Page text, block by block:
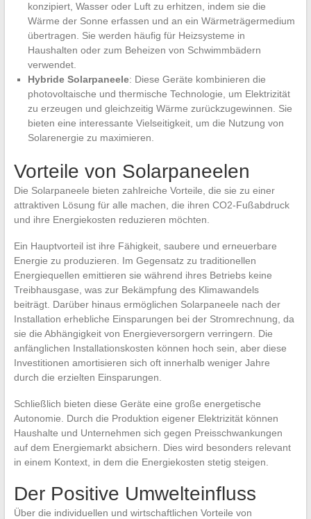
konzipiert, Wasser oder Luft zu erhitzen, indem sie die
Wärme der Sonne erfassen und an ein Wärmeträgermedium
übertragen. Sie werden häufig für Heizsysteme in
Haushalten oder zum Beheizen von Schwimmbädern
verwendet.
Hybride Solarpaneele: Diese Geräte kombinieren die
photovoltaische und thermische Technologie, um Elektrizität
zu erzeugen und gleichzeitig Wärme zurückzugewinnen. Sie
bieten eine interessante Vielseitigkeit, um die Nutzung von
Solarenergie zu maximieren.
Vorteile von Solarpaneelen
Die Solarpaneele bieten zahlreiche Vorteile, die sie zu einer
attraktiven Lösung für alle machen, die ihren CO2-Fußabdruck
und ihre Energiekosten reduzieren möchten.
Ein Hauptvorteil ist ihre Fähigkeit, saubere und erneuerbare
Energie zu produzieren. Im Gegensatz zu traditionellen
Energiequellen emittieren sie während ihres Betriebs keine
Treibhausgase, was zur Bekämpfung des Klimawandels
beiträgt. Darüber hinaus ermöglichen Solarpaneele nach der
Installation erhebliche Einsparungen bei der Stromrechnung, da
sie die Abhängigkeit von Energieversorgern verringern. Die
anfänglichen Installationskosten können hoch sein, aber diese
Investitionen amortisieren sich oft innerhalb weniger Jahre
durch die erzielten Einsparungen.
Schließlich bieten diese Geräte eine große energetische
Autonomie. Durch die Produktion eigener Elektrizität können
Haushalte und Unternehmen sich gegen Preisschwankungen
auf dem Energiemarkt absichern. Dies wird besonders relevant
in einem Kontext, in dem die Energiekosten stetig steigen.
Der Positive Umwelteinfluss
Über die individuellen und wirtschaftlichen Vorteile von